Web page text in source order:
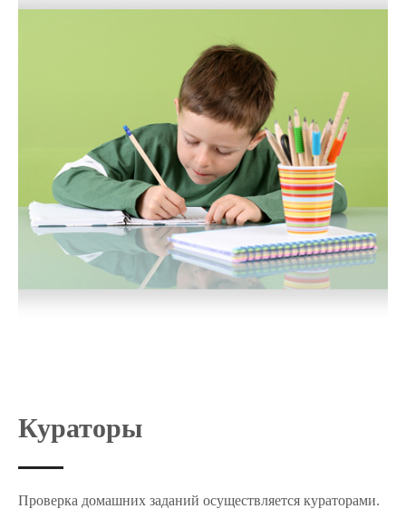
Кураторы
Проверка домашних заданий осуществляется кураторами.